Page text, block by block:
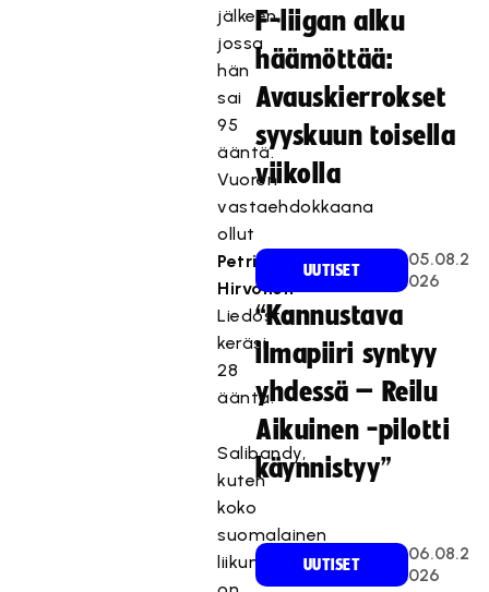
jälkeen,
jossa
hän
sai
95
ääntä.
Vuoren
vastaehdokkaana
ollut
Petri
Hirvonen
Liedosta
keräsi
28
ääntä.
Salibandy,
kuten
koko
suomalainen
liikuntaelämä
F-liigan alku
häämöttää:
Avauskierrokset
syyskuun toisella
viikolla
UUTISET
05.08.2
026
“Kannustava
ilmapiiri syntyy
yhdessä – Reilu
Aikuinen -pilotti
käynnistyy”
UUTISET
06.08.2
026